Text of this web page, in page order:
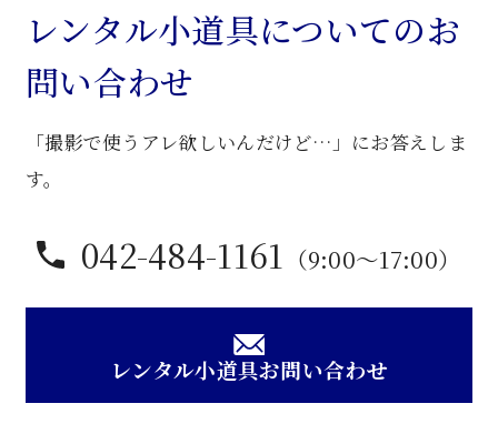
脚
花
台
レンタル小道具についてのお
問い合わせ
「撮影で使うアレ欲しいんだけど…」にお答えしま
す。
042-484-1161 （9:00〜17:00）
レンタル小道具お問い合わせ